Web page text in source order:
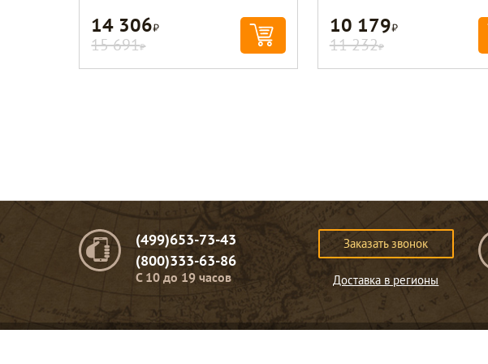
14 306Р
15 691Р
10 179Р
11 232Р
(499)653-73-43
(800)333-63-86
C 10 до 19 часов
Заказать звонок
Доставка в регионы